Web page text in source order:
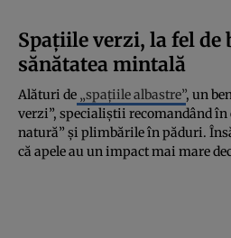
Spațiile verzi, la fel de
sănătatea mintală
Alături de „spațiile albastre”, un
verzi”, specialiștii recomandând în
natură” și plimbările în păduri.
că apele au un impact mai mare